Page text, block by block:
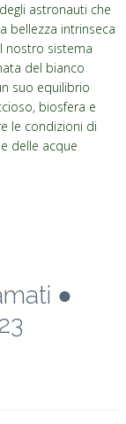
astronauti che
bellezza intrinseca
nostro sistema
del bianco
suo equilibrio
biosfera e
le condizioni di
delle acque
●